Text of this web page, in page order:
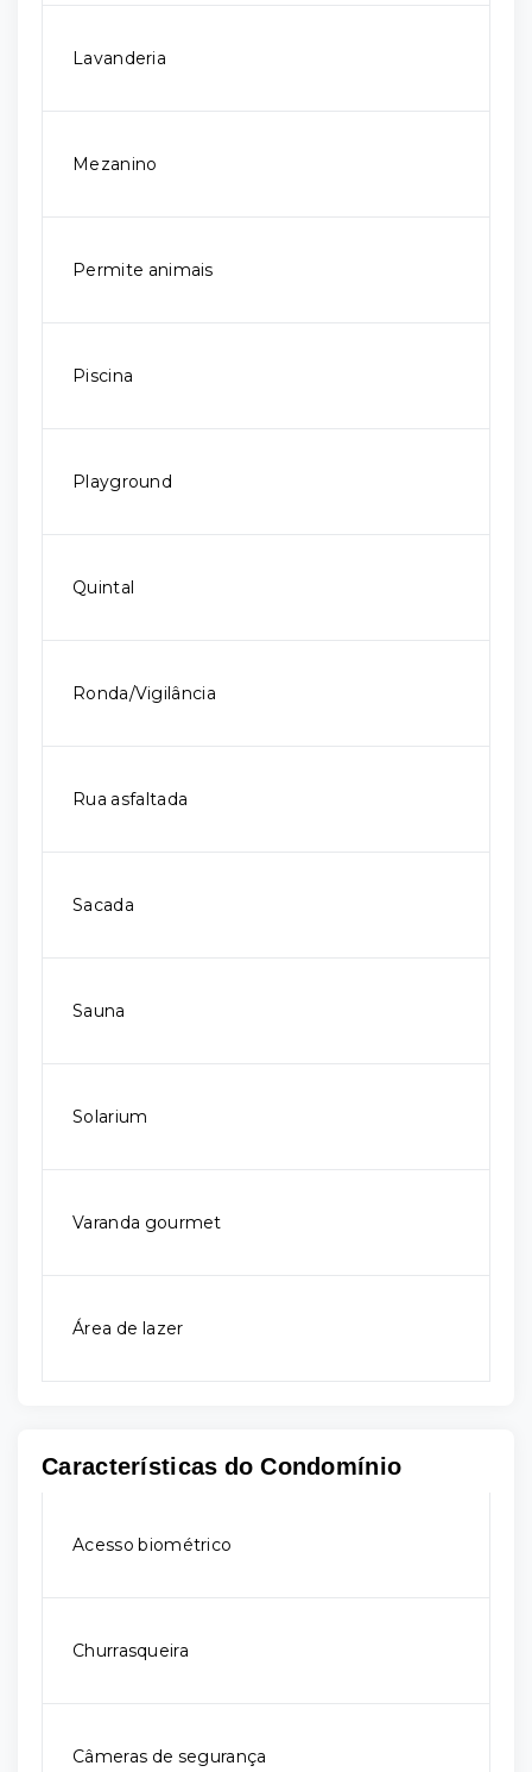
Lavanderia
Mezanino
Permite animais
Piscina
Playground
Quintal
Ronda/Vigilância
Rua asfaltada
Sacada
Sauna
Solarium
Varanda gourmet
Área de lazer
Características do Condomínio
Acesso biométrico
Churrasqueira
Câmeras de segurança